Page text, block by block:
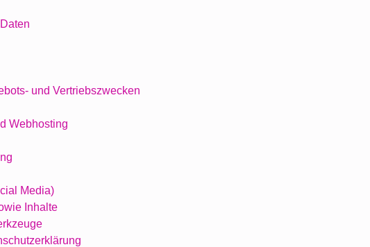
und Vertriebszwecken
Webhosting
Media)
Inhalte